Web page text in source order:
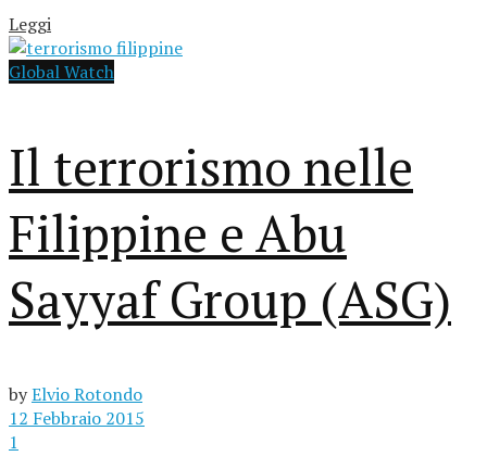
Leggi
Global Watch
Il terrorismo nelle
Filippine e Abu
Sayyaf Group (ASG)
byElvio Rotondo
12 Febbraio 2015
1